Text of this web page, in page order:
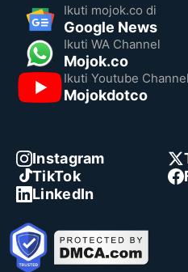
Ikuti mojok.co di
Google News
Ikuti WA Channel
Mojok.co
Ikuti Youtube Channel
Mojokdotco
Instagram
TikTok
LinkedIn